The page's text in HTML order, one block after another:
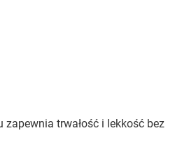
zapewnia trwałość i lekkość bez